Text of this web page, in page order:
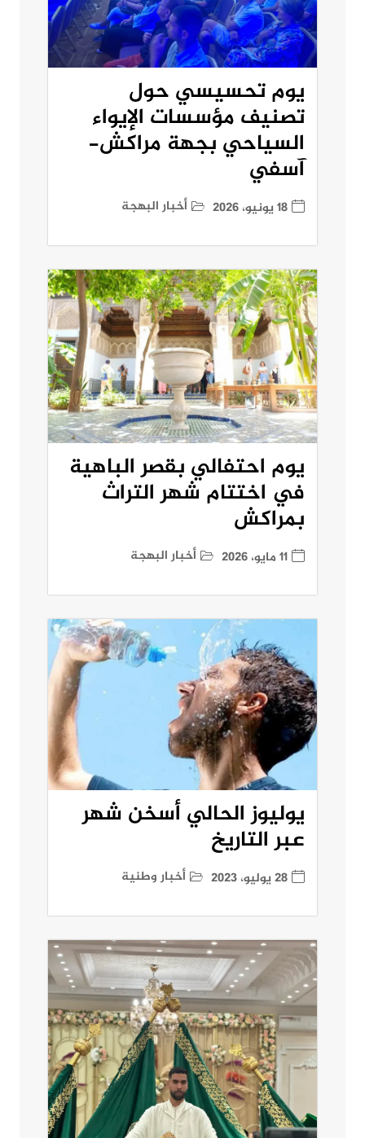
يوم تحسيسي حول
تصنيف مؤسسات الإيواء
السياحي بجهة مراكش-
آسفي
18 يونيو، 2026 أخبار البهجة
يوم احتفالي بقصر الباهية
في اختتام شهر التراث
بمراكش
11 مايو، 2026 أخبار البهجة
يوليوز الحالي أسخن شهر
عبر التاريخ
28 يوليو، 2023 أخبار وطنية